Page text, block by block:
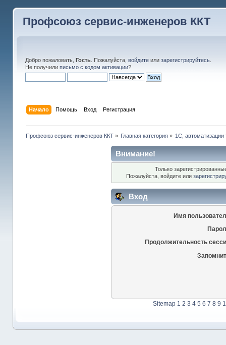
Профсоюз сервис-инженеров ККТ
Добро пожаловать, Гость. Пожалуйста, войдитеили зарегистрируйтесь.
Не получили письмо с кодом активации?
Начало Помощь Вход Регистрация
Профсоюз сервис-инженеров ККТ» Главная категория » 1С, автоматизации
Внимание!
Только
Пожалуйста, войдите или
Вход
Имя
Продолжительность
Sitemap 1 2 3 4 5 6 7 8 9